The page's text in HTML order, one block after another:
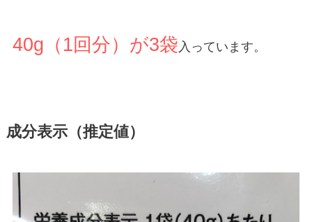
40g（1回分）が3袋入っています。
成分表示（推定値）